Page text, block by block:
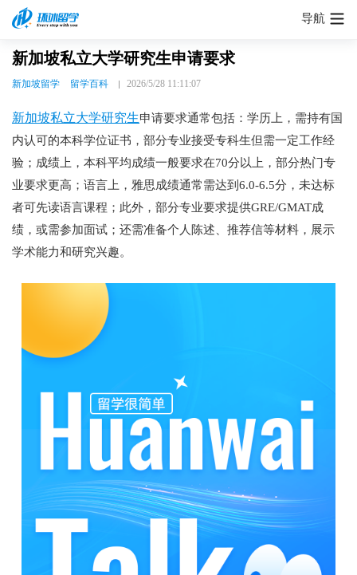
导航
新加坡私立大学研究生申请要求
新加坡留学 留学百科 2026/5/28 11:11:07
新加坡私立大学研究生申请要求通常包括：学历上，需持有国
内认可的本科学位证书，部分专业接受专科生但需一定工作经
验；成绩上，本科平均成绩一般要求在70分以上，部分热门专
业要求更高；语言上，雅思成绩通常需达到6.0-6.5分，未达标
者可先读语言课程；此外，部分专业要求提供GRE/GMAT成
绩，或需参加面试；还需准备个人陈述、推荐信等材料，展示
学术能力和研究兴趣。